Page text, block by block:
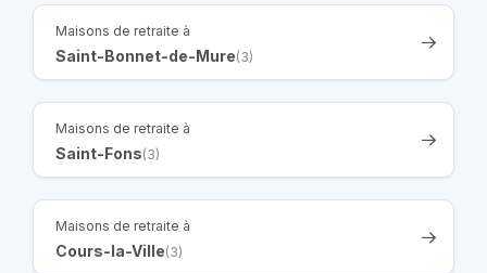
Maisons de retraite à
Saint-Bonnet-de-Mure(3)
Maisons de retraite à
Saint-Fons(3)
Maisons de retraite à
Cours-la-Ville(3)